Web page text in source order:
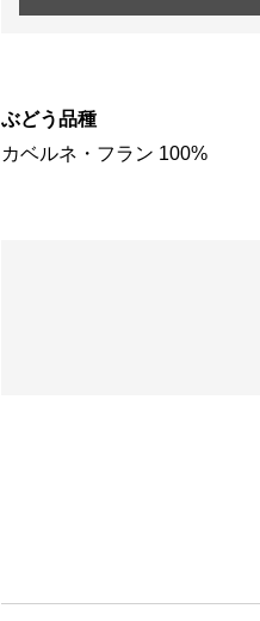
ぶどう品種
カベルネ・フラン 100%